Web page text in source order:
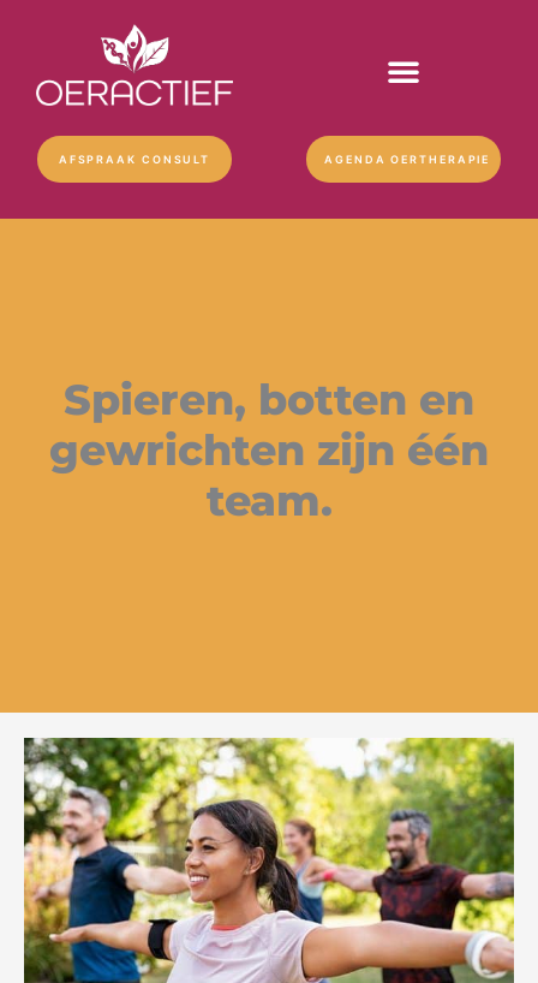
inhoud
AFSPRAAK CONSULT AGENDA OERTHERAPIE
Spieren, botten en
gewrichten zijn één
team.